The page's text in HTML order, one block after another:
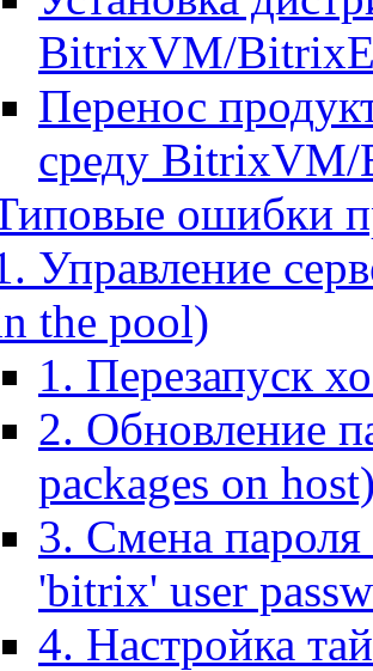
BitrixVM/
Перенос
среду
ошибки
Управление
the pool)
1. Перезапуск
2. Обновление
packages on
3. Смена пароля
'bitrix' user
4. Настройка